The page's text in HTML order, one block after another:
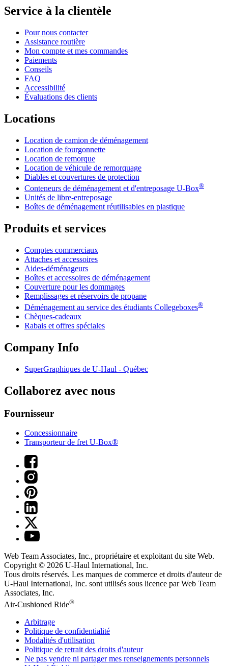
Service à la clientèle
Pour nous contacter
Assistance routière
Mon compte et mes commandes
Paiements
Conseils
FAQ
Accessibilité
Évaluations des clients
Locations
Location de camion de déménagement
Location de fourgonnette
Location de remorque
Location de véhicule de remorquage
Diables et couvertures de protection
Conteneurs de déménagement et d'entreposage U-Box®
Unités de libre-entreposage
Boîtes de déménagement réutilisables en plastique
Produits et services
Comptes commerciaux
Attaches et accessoires
Aides-déménageurs
Boîtes et accessoires de déménagement
Couverture pour les dommages
Remplissages et réservoirs de propane
Déménagement au service des étudiants Collegeboxes®
Chèques-cadeaux
Rabais et offres spéciales
Company Info
SuperGraphiques de U-Haul - Québec
Collaborez avec nous
Fournisseur
Concessionnaire
Transporteur de fret U-Box®
Web Team Associates, Inc., propriétaire et exploitant du site Web.
Copyright © 2026 U-Haul International, Inc.
Tous droits réservés. Les marques de commerce et droits d'auteur de
U-Haul International, Inc. sont utilisés sous licence par Web Team
Associates, Inc.
Air-Cushioned Ride®
Arbitrage
Politique de confidentialité
Modalités d'utilisation
Politique de retrait des droits d'auteur
Ne pas vendre ni partager mes renseignements personnels